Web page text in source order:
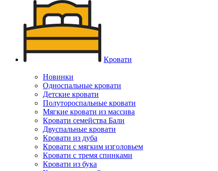
Кровати
Новинки
Односпальные кровати
Детские кровати
Полутороспальные кровати
Мягкие кровати из массива
Кровати семейства Бали
Двуспальные кровати
Кровати из дуба
Кровати с мягким изголовьем
Кровати с тремя спинками
Кровати из бука